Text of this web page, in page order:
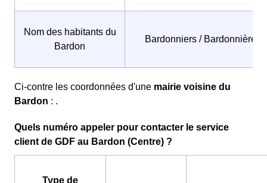
Nom des habitants du
Bardon
Bardonniers / Bardonnières
Ci-contre les coordonnées d'une mairie voisine du
Bardon : .
Quels numéro appeler pour contacter le service
client de GDF au Bardon (Centre) ?
Type de